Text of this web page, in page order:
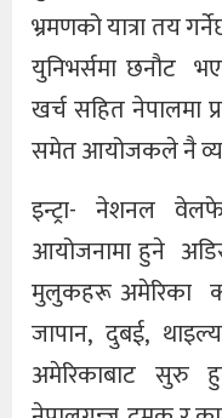
भ्रमणको यात्रा तय
युनिभर्समा छनौट
खर्च सहित नेपालमा
समेत आयोजकले नै
इन्ट्रा- नेशनल
आयोजनामा हुने
मुलुकहरू अमेरिका
जापान, दुबई,
अमेरिकाबाट सुरु